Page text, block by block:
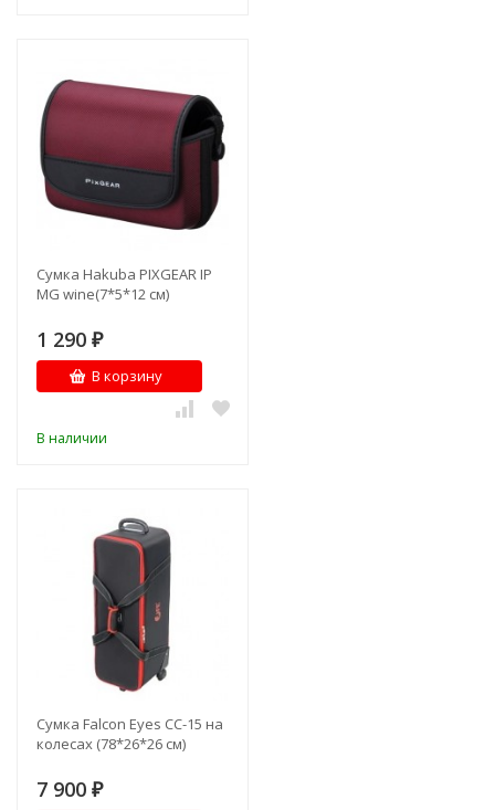
Сумка Hakuba PIXGEAR IP
MG wine(7*5*12 см)
1 290 ₽
В корзину
В наличии
Сумка Falcon Eyes СС-15 на
колесах (78*26*26 см)
7 900 ₽